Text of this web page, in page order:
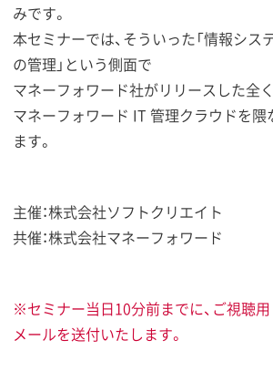
みです。
本セミナーでは、そういった「情報シ
の管理」という側面で
マネーフォワード社がリリースした全
マネーフォワード IT 管理クラウドを隈
ます。
主催：株式会社ソフトクリエイト
共催：株式会社マネーフォワード
※セミナー当日10分前までに、ご視聴
メールを送付いたします。